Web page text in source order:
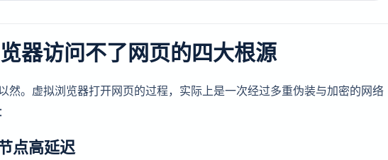
器访问不了网页的四大根源
然。虚拟浏览器打开网页的过程，实际上是一次经过多重伪装与加密的网络
点高延迟